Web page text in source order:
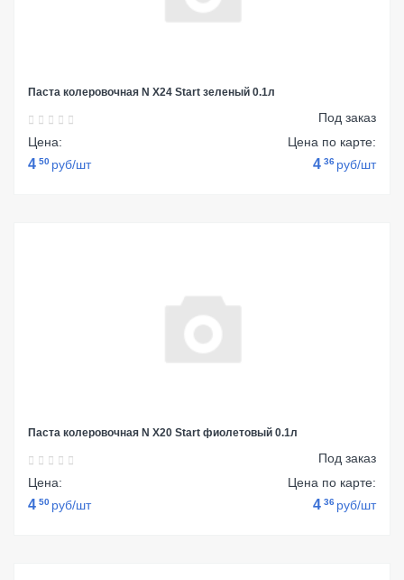
Паста колеровочная N Х24 Start зеленый 0.1л
Под заказ
Цена:
4 50 руб/шт
Цена по карте:
4 36 руб/шт
Паста колеровочная N Х20 Start фиолетовый 0.1л
Под заказ
Цена:
4 50 руб/шт
Цена по карте:
4 36 руб/шт